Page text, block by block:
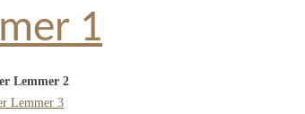
1
Lemmer 2
Lemmer 3